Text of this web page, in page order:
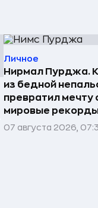
Личное
Нирмал Пурджа.
из бедной
превратил мечту
мировые рекорды
07 августа 2026,